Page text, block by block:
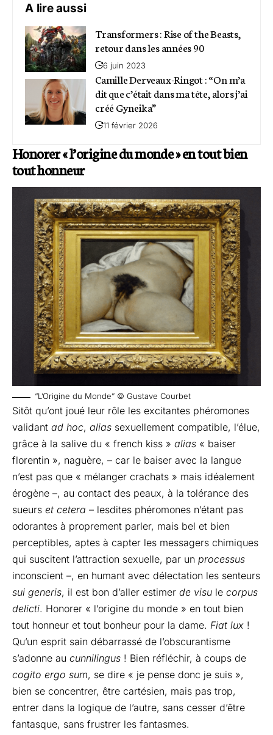
A lire aussi
Transformers : Rise of the Beasts,
retour dans les années 90
6 juin 2023
Camille Derveaux-Ringot : “On m’a
dit que c’était dans ma tête, alors j’ai
créé Gyneika”
11 février 2026
Honorer « l’origine du monde » en tout bien
tout honneur
“L’Origine du Monde” © Gustave Courbet
Sitôt qu’ont joué leur rôle les excitantes phéromones
validant ad hoc, alias sexuellement compatible, l’élue,
grâce à la salive du « french kiss » alias « baiser
florentin », naguère, – car le baiser avec la langue
n’est pas que « mélanger crachats » mais idéalement
érogène –, au contact des peaux, à la tolérance des
sueurs et cetera – lesdites phéromones n’étant pas
odorantes à proprement parler, mais bel et bien
perceptibles, aptes à capter les messagers chimiques
qui suscitent l’attraction sexuelle, par un processus
inconscient –, en humant avec délectation les senteurs
sui generis, il est bon d’aller estimer de visu le corpus
delicti. Honorer « l’origine du monde » en tout bien
tout honneur et tout bonheur pour la dame. Fiat lux !
Qu’un esprit sain débarrassé de l’obscurantisme
s’adonne au cunnilingus ! Bien réfléchir, à coups de
cogito ergo sum, se dire « je pense donc je suis »,
bien se concentrer, être cartésien, mais pas trop,
entrer dans la logique de l’autre, sans cesser d’être
fantasque, sans frustrer les fantasmes.